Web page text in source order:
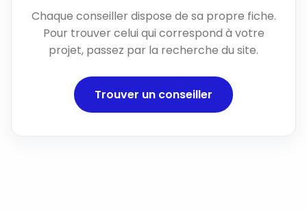
Chaque conseiller dispose de sa propre fiche.
Pour trouver celui qui correspond à votre
projet, passez par la recherche du site.
Trouver un conseiller